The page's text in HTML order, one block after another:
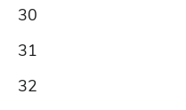
30
31
32